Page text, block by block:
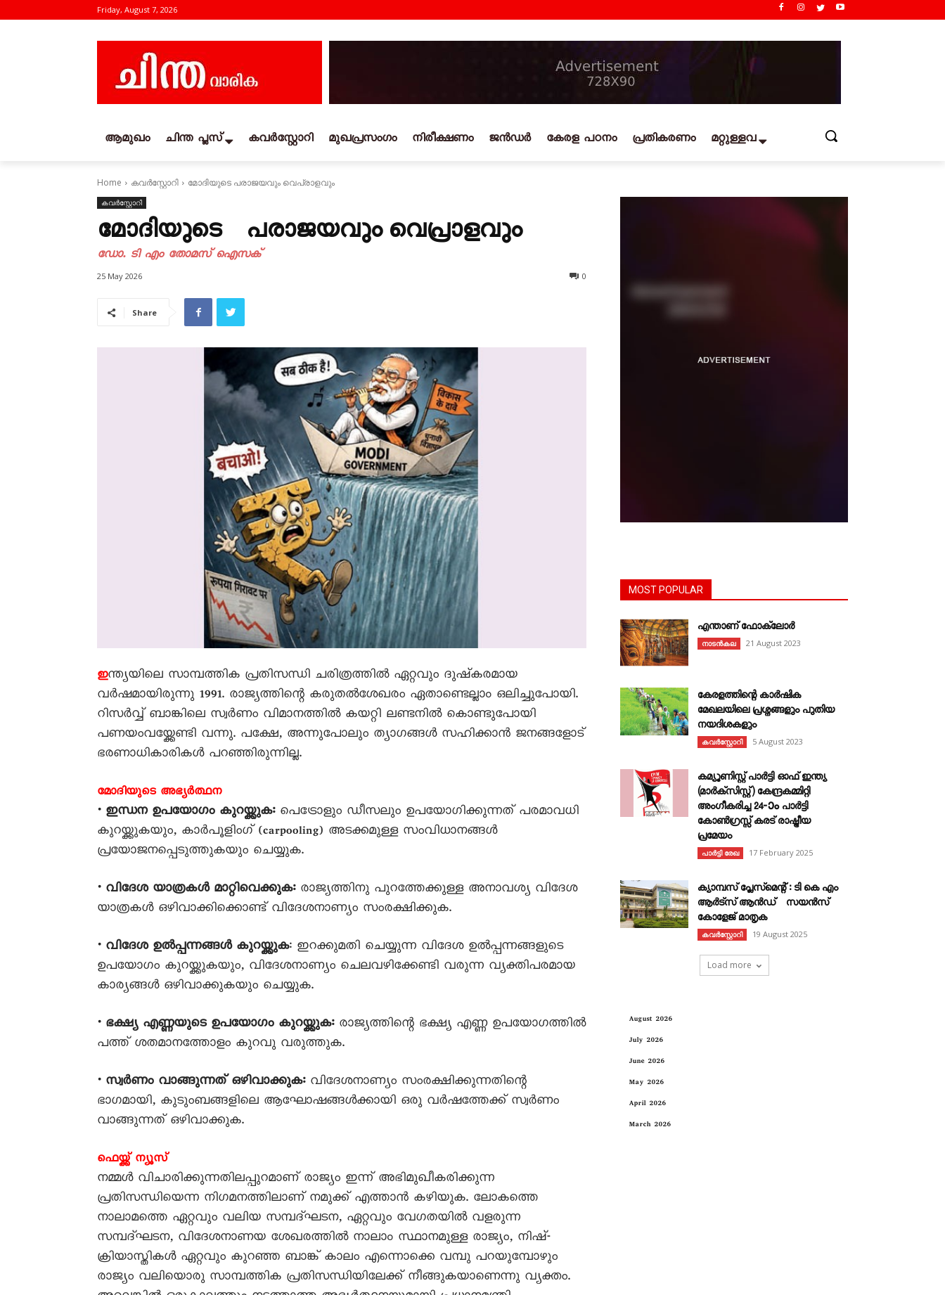
Friday, August 7, 2026
ആമുഖം ചിന്ത പ്ലസ് കവര്‍സ്റ്റോറി മുഖപ്രസംഗം നിരീക്ഷണം ജൻഡർ കേരള പഠനം പ്രതികരണം മറ്റുള്ളവ
Home കവര്‍സ്റ്റോറി മോദിയുടെ പരാജയവും വെപ്രാളവും
കവര്‍സ്റ്റോറി
മോദിയുടെ പരാജയവും വെപ്രാളവും
ഡോ. ടി എം തോമസ് ഐസക്
25 May 2026 0
Share
ഇന്ത്യയിലെ സാമ്പത്തിക പ്രതിസന്ധി ചരിത്രത്തിൽ ഏറ്റവും ദുഷ്കരമായ
വർഷമായിരുന്നു 1991. രാജ്യത്തിന്റെ കരുതൽശേഖരം ഏതാണ്ടെല്ലാം ഒലിച്ചുപോയി.
റിസർവ്വ് ബാങ്കിലെ സ്വർണം വിമാനത്തിൽ കയറ്റി ലണ്ടനിൽ കൊണ്ടുപോയി
പണയംവയ്ക്കേണ്ടി വന്നു. പക്ഷേ, അന്നുപോലും ത്യാഗങ്ങൾ സഹിക്കാൻ ജനങ്ങളോട്
ഭരണാധികാരികൾ പറഞ്ഞിരുന്നില്ല.
മോദിയുടെ അഭ്യർത്ഥന
• ഇന്ധന ഉപയോഗം കുറയ്ക്കുക:പെട്രോളും ഡീസലും ഉപയോഗിക്കുന്നത് പരമാവധി
കുറയ്ക്കുകയും, കാർപൂളിംഗ് (carpooling) അടക്കമുള്ള സംവിധാനങ്ങൾ
പ്രയോജനപ്പെടുത്തുകയും ചെയ്യുക.
• വിദേശ യാത്രകൾ മാറ്റിവെക്കുക:രാജ്യത്തിനു പുറത്തേക്കുള്ള അനാവശ്യ വിദേശ
യാത്രകൾ ഒഴിവാക്കിക്കൊണ്ട് വിദേശനാണ്യം സംരക്ഷിക്കുക.
• വിദേശ ഉൽപ്പന്നങ്ങൾ കുറയ്ക്കുക: ഇറക്കുമതി ചെയ്യുന്ന വിദേശ ഉൽപ്പന്നങ്ങളുടെ
ഉപയോഗം കുറയ്ക്കുകയും, വിദേശനാണ്യം ചെലവഴിക്കേണ്ടി വരുന്ന വ്യക്തിപരമായ
കാര്യങ്ങൾ ഒഴിവാക്കുകയും ചെയ്യുക.
• ഭക്ഷ്യ എണ്ണയുടെ ഉപയോഗം കുറയ്ക്കുക:രാജ്യത്തിന്റെ ഭക്ഷ്യ എണ്ണ ഉപയോഗത്തിൽ
പത്ത് ശതമാനത്തോളം കുറവു വരുത്തുക.
• സ്വർണം വാങ്ങുന്നത് ഒഴിവാക്കുക:വിദേശനാണ്യം സംരക്ഷിക്കുന്നതിന്റെ
ഭാഗമായി, കുടുംബങ്ങളിലെ ആഘോഷങ്ങൾക്കായി ഒരു വർഷത്തേക്ക് സ്വർണം
വാങ്ങുന്നത് ഒഴിവാക്കുക.
ഫെയ്ക്ക് ന്യൂസ്
നമ്മൾ വിചാരിക്കുന്നതിലപ്പുറമാണ് രാജ്യം ഇന്ന് അഭിമുഖീകരിക്കുന്ന
പ്രതിസന്ധിയെന്ന നിഗമനത്തിലാണ് നമുക്ക് എത്താൻ കഴിയുക. ലോകത്തെ
നാലാമത്തെ ഏറ്റവും വലിയ സമ്പദ്ഘടന, ഏറ്റവും വേഗതയിൽ വളരുന്ന
സമ്പദ്ഘടന, വിദേശനാണയ ശേഖരത്തിൽ നാലാം സ്ഥാനമുള്ള രാജ്യം, നിഷ്-
ക്രിയാസ്തികൾ ഏറ്റവും കുറഞ്ഞ ബാങ്ക് കാലം എന്നൊക്കെ വമ്പു പറയുമ്പോഴും
രാജ്യം വലിയൊരു സാമ്പത്തിക പ്രതിസന്ധിയിലേക്ക് നീങ്ങുകയാണെന്നു വ്യക്തം.
MOST POPULAR
എന്താണ്‌ ഫോക്‌ലോർ
നാടൻകല 21 August 2023
കേരളത്തിന്റെ കാർഷിക
മേഖലയിലെ പ്രശ്നങ്ങളും പുതിയ
നയദിശകളും
കവര്‍സ്റ്റോറി 5 August 2023
കമ്യൂണിസ്റ്റ് പാർട്ടി ഓഫ് ഇന്ത്യ
(മാർക്സിസ്റ്റ്) കേന്ദ്രകമ്മിറ്റി
അംഗീകരിച്ച 24‐ാം പാർട്ടി
കോൺഗ്രസ്സ് കരട് രാഷ്ട്രീയ
പ്രമേയം
പാർട്ടി രേഖ 17 February 2025
ക്യാമ്പസ് പ്ലേസ്മെന്റ് : ടി കെ എം
ആർട്സ് ആൻഡ് സയൻസ്
കോളേജ് മാതൃക
കവര്‍സ്റ്റോറി 19 August 2025
Load more
August 2026
July 2026
June 2026
May 2026
April 2026
March 2026